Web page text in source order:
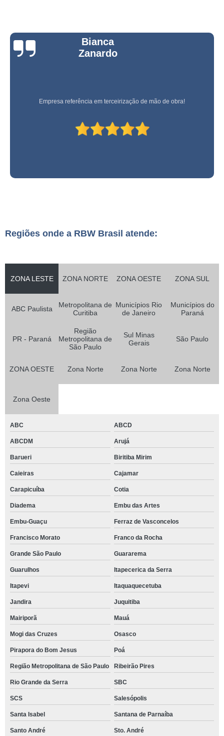
Bianca
Zanardo
Empresa referência em terceirização de mão de obra!
Regiões onde a RBW Brasil atende:
ZONA LESTE ZONA NORTE ZONA OESTE ZONA SUL
ABC Paulista
Metropolitana de
Curitiba
Municípios Rio
de Janeiro
Municípios do
Paraná
PR - Paraná
Região
Metropolitana de
São Paulo
Sul Minas
Gerais
São Paulo
ZONA OESTE Zona Norte Zona Norte Zona Norte
Zona Oeste
ABC ABCD
ABCDM Arujá
Barueri Biritiba Mirim
Caieiras Cajamar
Carapicuíba Cotia
Diadema Embu das Artes
Embu-Guaçu Ferraz de Vasconcelos
Francisco Morato Franco da Rocha
Grande São Paulo Guararema
Guarulhos Itapecerica da Serra
Itapevi Itaquaquecetuba
Jandira Juquitiba
Mairiporã Mauá
Mogi das Cruzes Osasco
Pirapora do Bom Jesus Poá
Região Metropolitana de São Paulo Ribeirão Pires
Rio Grande da Serra SBC
SCS Salesópolis
Santa Isabel Santana de Parnaíba
Santo André Sto. André